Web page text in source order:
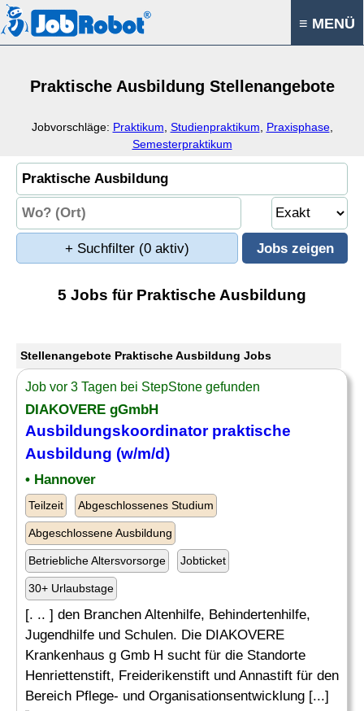
≡ MENÜ
Praktische Ausbildung Stellenangebote
Jobvorschläge: Praktikum Studienpraktikum Praxisphase,
Semesterpraktikum
+ Suchfilter (0 aktiv)
5 Jobs für Praktische Ausbildung
Stellenangebote Praktische Ausbildung Jobs
Job vor 3 Tagen bei StepStone gefunden
DIAKOVERE gGmbH
Ausbildungskoordinator praktische
Ausbildung (w/m/d)
• Hannover
Teilzeit Abgeschlossenes Studium
Abgeschlossene Ausbildung
Betriebliche Altersvorsorge Jobticket
30+ Urlaubstage
[. .. ] den Branchen Altenhilfe, Behindertenhilfe,
Jugendhilfe und Schulen. Die DIAKOVERE
Krankenhaus g Gmb H sucht für die Standorte
Henriettenstift, Freiderikenstift und Annastift für den
Bereich Pflege- und Organisationsentwicklung [...]